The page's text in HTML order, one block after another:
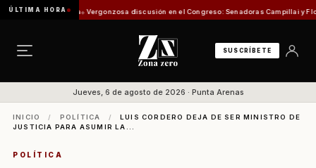
ÚLTIMA HORA
de Pesca Vergonzosa discusión en el Congreso: Senadoras Campillai y Flores
SUSCRÍBETE
Jueves, 6 de agosto de 2026 · Punta Arenas
INICIO / POLÍTICA /
LUIS CORDERO DEJA DE SER MINISTRO DE
JUSTICIA PARA ASUMIR LA...
POLÍTICA